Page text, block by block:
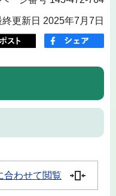
終更新日 2025年7月7日
合わせて閲覧